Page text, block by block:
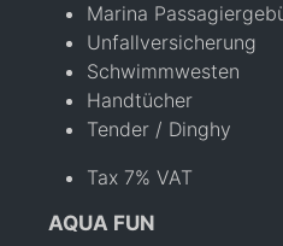
Marina
Unfallversicherung
Schwimmwesten
Handtücher
Tender / Dinghy
Tax 7% VAT
AQUA FUN